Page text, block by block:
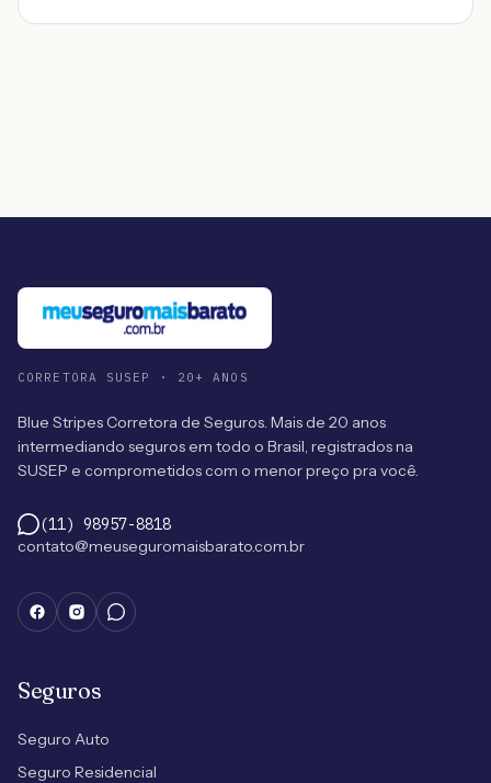
CORRETORA SUSEP · 20+ ANOS
Blue Stripes Corretora de Seguros. Mais de 20 anos
intermediando seguros em todo o Brasil, registrados na
SUSEP e comprometidos com o menor preço pra você.
(11) 98957-8818
contato@meuseguromaisbarato.com.br
Seguros
Seguro Auto
Seguro Residencial